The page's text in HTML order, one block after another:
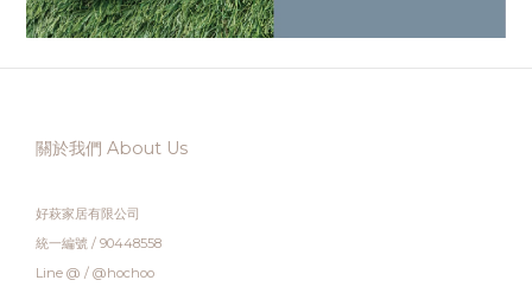
關於我們 About Us
好萩家居有限公司
統一編號 / 90448558
Line @ / @hochoo